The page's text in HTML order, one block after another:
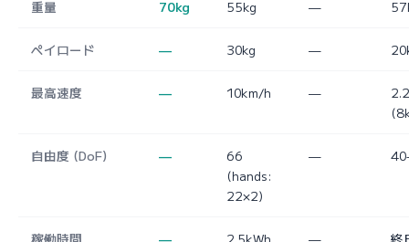
重量 70kg 55kg —
ペイロード — 30kg —
最高速度 — 10km/h —
自由度 (DoF) —
66
(hands:
22×2)
—
稼働時間 — 2.5kWh — 終